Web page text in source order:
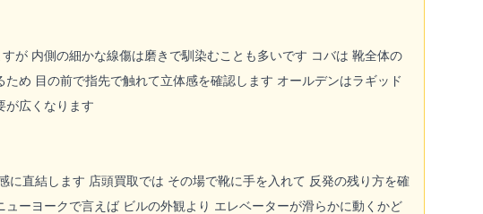
が 内側の細かな線傷は磨きで馴染むことも多いです コバは 靴全体の
め 目の前で指先で触れて立体感を確認します オールデンはラギッド
が広くなります
直結します 店頭買取では その場で靴に手を入れて 反発の残り方を確
ーヨークで言えば ビルの外観より エレベーターが滑らかに動くかど